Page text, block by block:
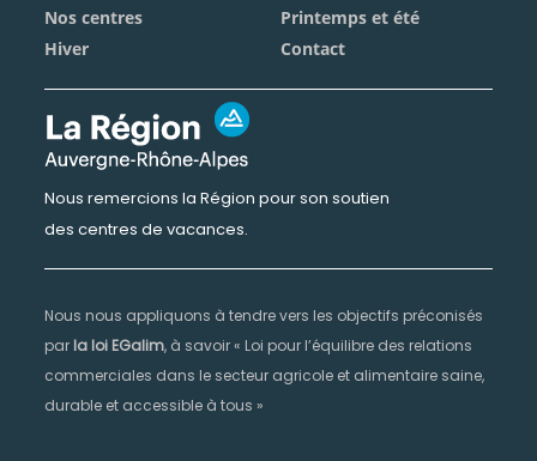
Nos centres
Printemps et été
Hiver
Contact
Nous remercions la Région pour son soutien
des centres de vacances.
Nous nous appliquons à tendre vers les objectifs préconisés
par la loi EGalim, à savoir « Loi pour l’équilibre des relations
commerciales dans le secteur agricole et alimentaire saine,
durable et accessible à tous »